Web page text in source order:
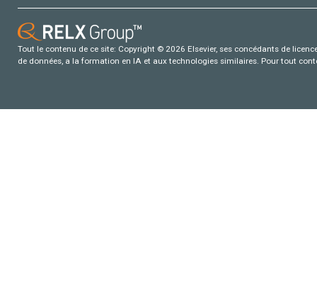
Tout le contenu de ce site: Copyright © 2026 Elsevier, ses concédants de
de données, a la formation en IA et aux technologies similaires. Pour tout